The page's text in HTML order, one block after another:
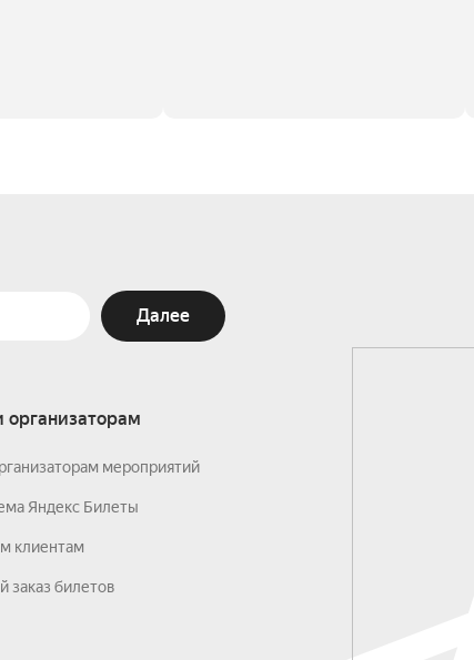
Далее
организаторам
мероприятий
Яндекс Билеты
клиентам
заказ билетов